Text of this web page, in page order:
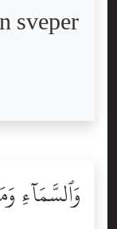
sveper
وَٱلسَّمَآءِ